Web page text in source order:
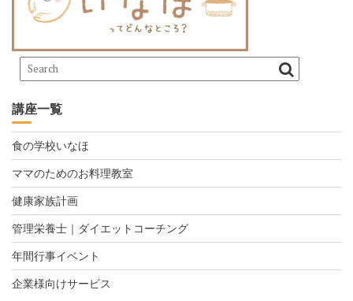
講座一覧
食の学校いなほ
ママのためのお料理教室
健康家族計画
管理栄養士｜ダイエットコーチング
年間行事イベント
企業様向けサービス